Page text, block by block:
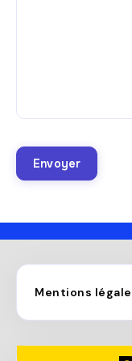
Mentions